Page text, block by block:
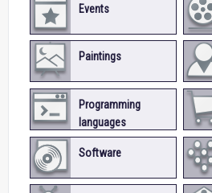
Events
Paintings
Programming
languages
Software